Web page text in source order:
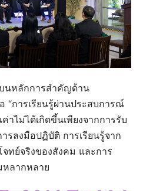
นหลักการสำคัญด้าน
“การเรียนรู้ผ่านประสบการณ์
าไม่ได้เกิดขึ้นเพียงจากการรับ
รลงมือปฏิบัติ การเรียนรู้จาก
ทย์จริงของสังคม และการ
ลากหลาย